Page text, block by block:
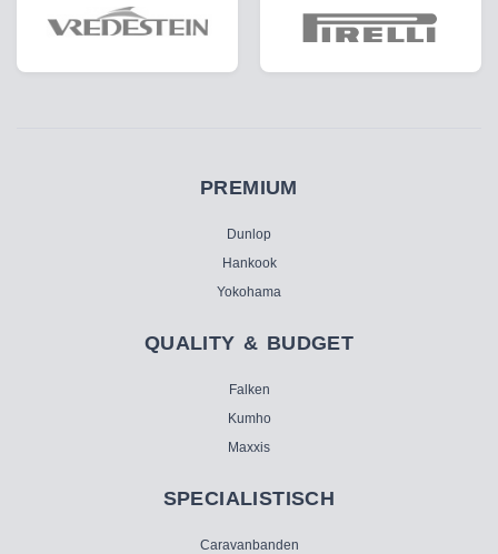
PREMIUM
Dunlop
Hankook
Yokohama
QUALITY & BUDGET
Falken
Kumho
Maxxis
SPECIALISTISCH
Caravanbanden